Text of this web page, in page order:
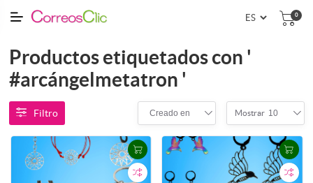
0
Productos etiquetados con '
#arcángelmetatron '
Filtro Creado en Mostrar 10